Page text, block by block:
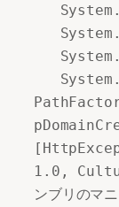
1.0,
ンブリのマ